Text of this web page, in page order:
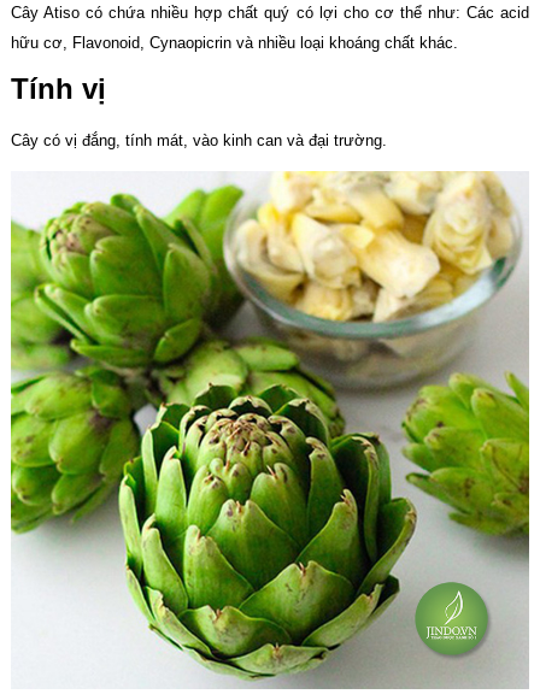
Cây Atiso có chứa nhiều hợp chất quý có lợi cho cơ thể như: Các acid
hữu cơ, Flavonoid, Cynaopicrin và nhiều loại khoáng chất khác.
Tính vị
Cây có vị đắng, tính mát, vào kinh can và đại trường.